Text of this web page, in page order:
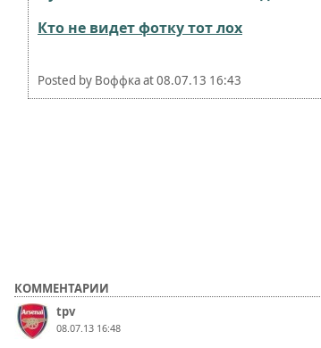
Кто не видет фотку тот лох
Posted by Воффкаat08.07.13 16:43
КОММЕНТАРИИ
tpv
08.07.13 16:48